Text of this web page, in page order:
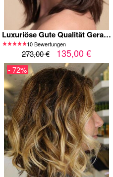
Luxuriöse Gute Qualität Gerade Kappenlos Echthaar Perücke
10 Bewertungen
273,00 € 135,00 €
- 72%